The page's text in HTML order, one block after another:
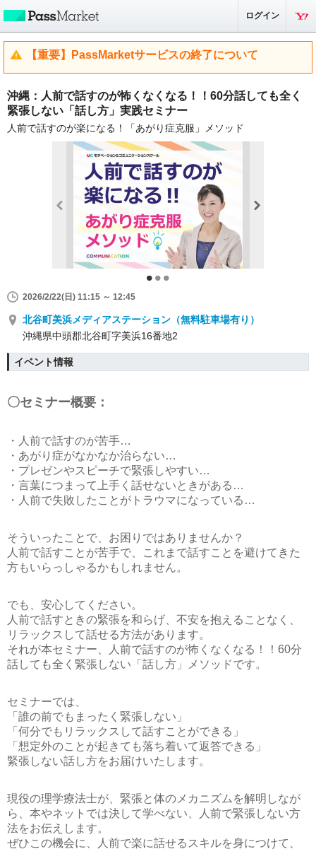
ログイン
【重要】PassMarketサービスの終了について
沖縄：人前で話すのが怖くなくなる！！60分話しても全く
緊張しない「話し方」実践セミナー
人前で話すのが楽になる！「あがり症克服」メソッド
2026/2/22(日) 11:15 ～ 12:45
北谷町美浜メディアステーション（無料駐車場有り）
沖縄県中頭郡北谷町字美浜16番地2
イベント情報
〇セミナー概要：
・人前で話すのが苦手…
・あがり症がなかなか治らない…
・プレゼンやスピーチで緊張しやすい…
・言葉につまって上手く話せないときがある…
・人前で失敗したことがトラウマになっている…
そういったことで、お困りではありませんか？
人前で話すことが苦手で、これまで話すことを避けてきた
方もいらっしゃるかもしれません。
でも、安心してください。
人前で話すときの緊張を和らげ、不安を抱えることなく、
リラックスして話せる方法があります。
それが本セミナー、
人前で話すのが怖くなくなる！！60分
話しても全く緊張しない「話し方」メソッドです。
セミナーでは、
「誰の前でもまったく緊張しない」
「何分でもリラックスして話すことができる」
「想定外のことが起きても落ち着いて返答できる」
緊張しない話し方をお届けいたします。
現役の理学療法士が、緊張と体のメカニズムを解明しなが
ら、本やネットでは決して学べない、人前で緊張しない方
法をお伝えします。
ぜひこの機会に、人前で楽に話せるスキルを身につけて、